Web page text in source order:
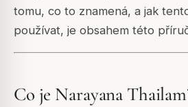
tomu, co to znamená, a jak
používat, je obsahem této
Co je Narayana